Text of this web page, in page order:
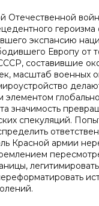
Отечественной
героизма
экспансию
Европу от
составившие
масштаб военных
элементом
значимость
спекуляций.
Красной армии